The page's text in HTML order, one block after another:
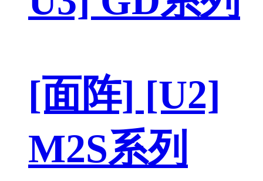
[面阵] [U2]
M2S系列